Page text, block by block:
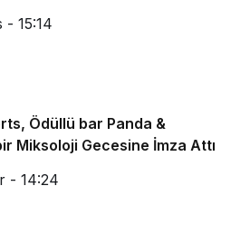
15:14
Ödüllü bar Panda &
Miksoloji Gecesine İmza Attı
- 14:24